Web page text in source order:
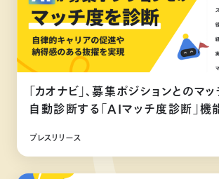
「カオナビ」、募集ポジションとのマ
自動診断する「AIマッチ度診断」機
プレスリリース